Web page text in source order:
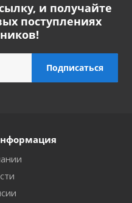
и получайте
поступлениях